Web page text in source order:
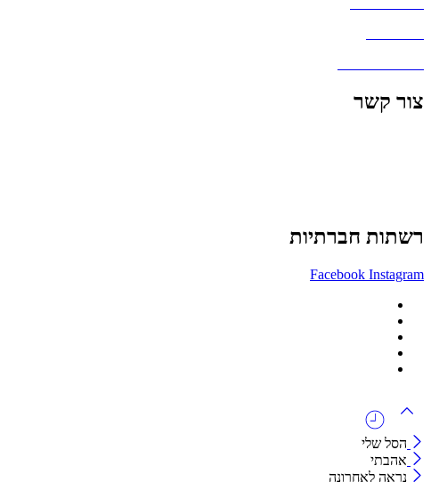
צור קשר
רשתות חברתיות
Facebook Instagram
הסל שלי
אהבתי
נראה לאחרונה